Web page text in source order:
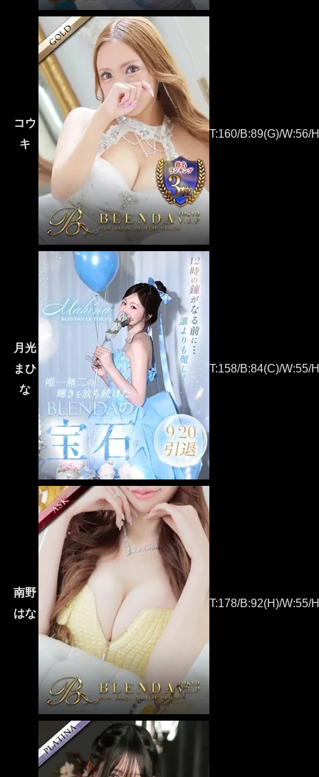
コウ
キ
T:160/B:89(G)/W:56/
月光
まひ
な
T:158/B:84(C)/W:55/
南野
はな
T:178/B:92(H)/W:55/